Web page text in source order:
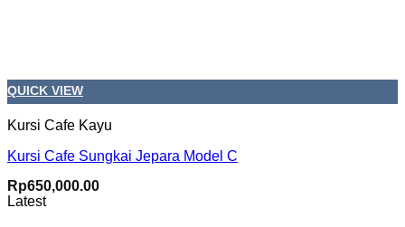
QUICK VIEW
Kursi Cafe Kayu
Kursi Cafe Sungkai Jepara Model C
Rp650,000.00
Latest